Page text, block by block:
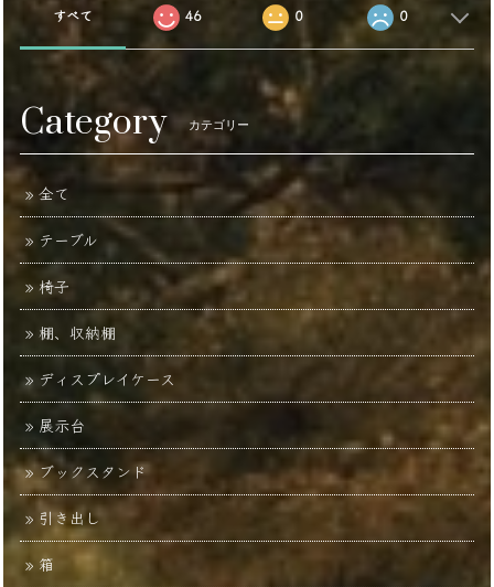
すべて 46 0 0
Category カテゴリー
全て
テーブル
椅子
棚、収納棚
ディスプレイケース
展示台
ブックスタンド
引き出し
箱